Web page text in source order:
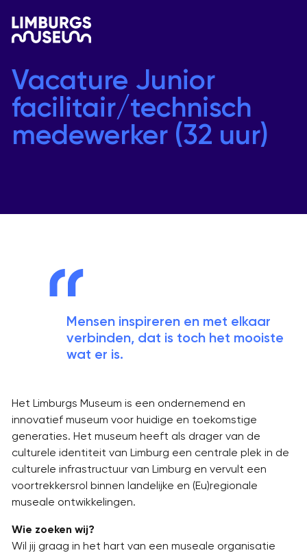
Vacature Junior
facilitair/technisch
medewerker (32 uur)
Mensen inspireren en met elkaar
verbinden, dat is toch het mooiste
wat er is.
Het Limburgs Museum is een ondernemend en
innovatief museum voor huidige en toekomstige
generaties. Het museum heeft als drager van de
culturele identiteit van Limburg een centrale plek in de
culturele infrastructuur van Limburg en vervult een
voortrekkersrol binnen landelijke en (Eu)regionale
museale ontwikkelingen.
Wie zoeken wij?
Wil jij graag in het hart van een museale organisatie